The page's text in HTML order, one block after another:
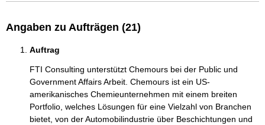
Angaben zu Aufträgen (21)
Auftrag
FTI Consulting unterstützt Chemours bei der Public und
Government Affairs Arbeit. Chemours ist ein US-
amerikanisches Chemieunternehmen mit einem breiten
Portfolio, welches Lösungen für eine Vielzahl von Branchen
bietet, von der Automobilindustrie über Beschichtungen und